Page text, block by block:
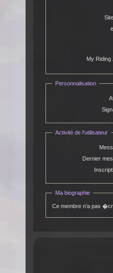
My Riding
Personnalisation
Activité de l'utilisateur
Dernier
Ma biographie
Ce membre n'a pas